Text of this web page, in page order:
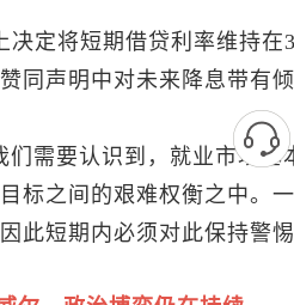
决定将短期借贷利率维持
同声明中对未来降息带有
们需要认识到，就业市场
标之间的艰难权衡之中。
此短期内必须对此保持警